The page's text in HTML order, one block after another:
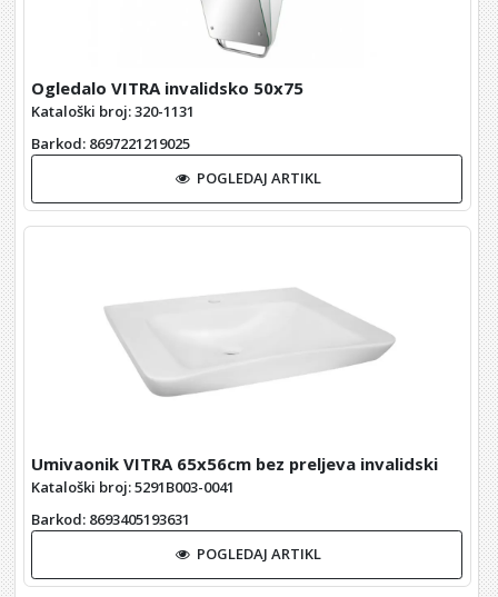
Ogledalo VITRA invalidsko 50x75
Kataloški broj: 320-1131
Barkod: 8697221219025
POGLEDAJ ARTIKL
Umivaonik VITRA 65x56cm bez preljeva invalidski
Kataloški broj: 5291B003-0041
Barkod: 8693405193631
POGLEDAJ ARTIKL